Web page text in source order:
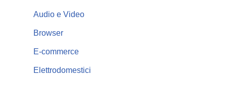
Audio e Video
Browser
E-commerce
Elettrodomestici